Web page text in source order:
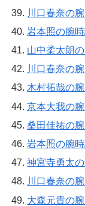
川口春奈の
岩本照の腕時
山中柔太朗
川口春奈の腕
木村拓哉の腕
京本大我の腕
桑田佳祐の
岩本照の腕時
神宮寺勇太の
川口春奈の
大森元貴の腕